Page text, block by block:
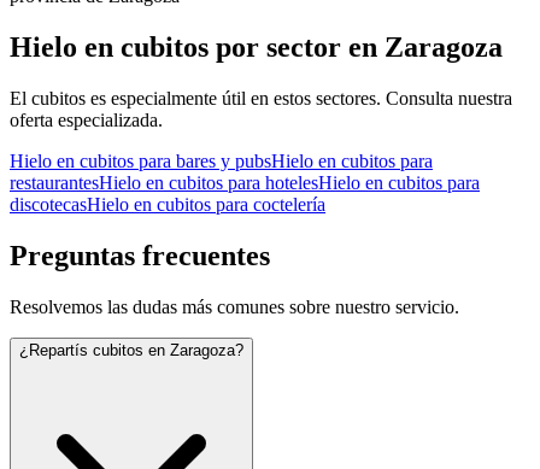
Hielo en cubitos por sector en Zaragoza
El cubitos es especialmente útil en estos sectores. Consulta nuestra
oferta especializada.
Hielo en cubitos para bares y pubsHielo en cubitos para
restaurantesHielo en cubitos para hotelesHielo en cubitos para
discotecasHielo en cubitos para coctelería
Preguntas frecuentes
Resolvemos las dudas más comunes sobre nuestro servicio.
¿Repartís cubitos en Zaragoza?